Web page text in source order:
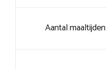
Aantal maaltijden